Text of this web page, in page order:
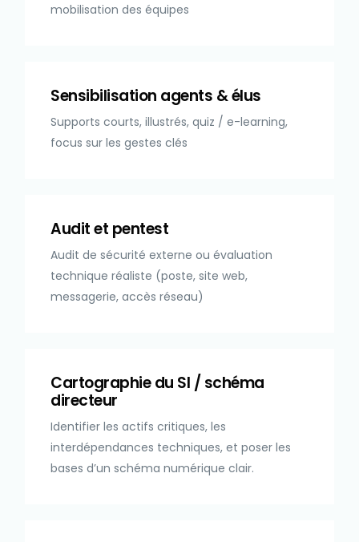
mobilisation des équipes
Sensibilisation agents & élus
Supports courts, illustrés, quiz / e-learning,
focus sur les gestes clés
Audit et pentest
Audit de sécurité externe ou évaluation
technique réaliste (poste, site web,
messagerie, accès réseau)
Cartographie du SI / schéma
directeur
Identifier les actifs critiques, les
interdépendances techniques, et poser les
bases d’un schéma numérique clair.